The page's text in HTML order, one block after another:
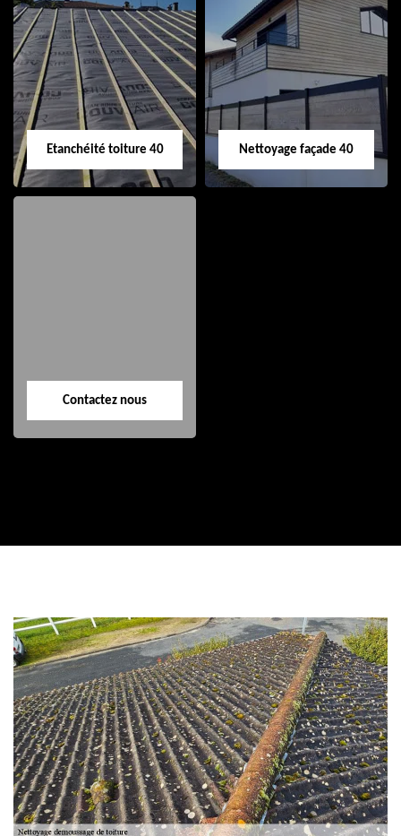
Nettoyage et pose
de gouttière 40
Réparation de
toiture 40
Etanchéité toiture 40 Nettoyage façade 40
Contactez nous